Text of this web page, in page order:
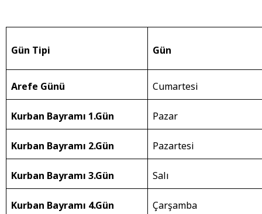
Gün Tipi Gün
Arefe Günü Cumartesi
Kurban Bayramı 1.Gün Pazar
Kurban Bayramı 2.Gün Pazartesi
Kurban Bayramı 3.Gün Salı
Kurban Bayramı 4.Gün Çarşamba